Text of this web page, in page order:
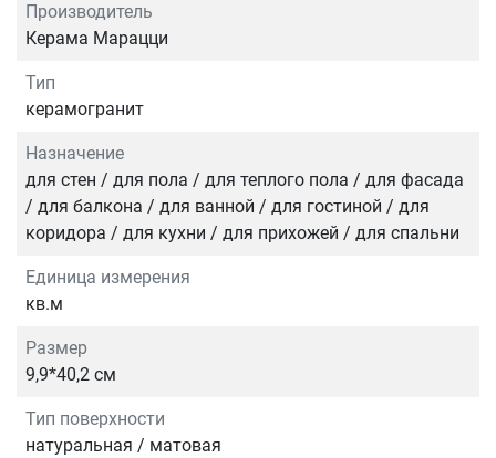
Производитель
Керама Марацци
Тип
керамогранит
Назначение
для стен / для пола / для теплого пола / для фасада
/ для балкона / для ванной / для гостиной / для
коридора / для кухни / для прихожей / для спальни
Единица измерения
кв.м
Размер
9,9*40,2 см
Тип поверхности
натуральная / матовая